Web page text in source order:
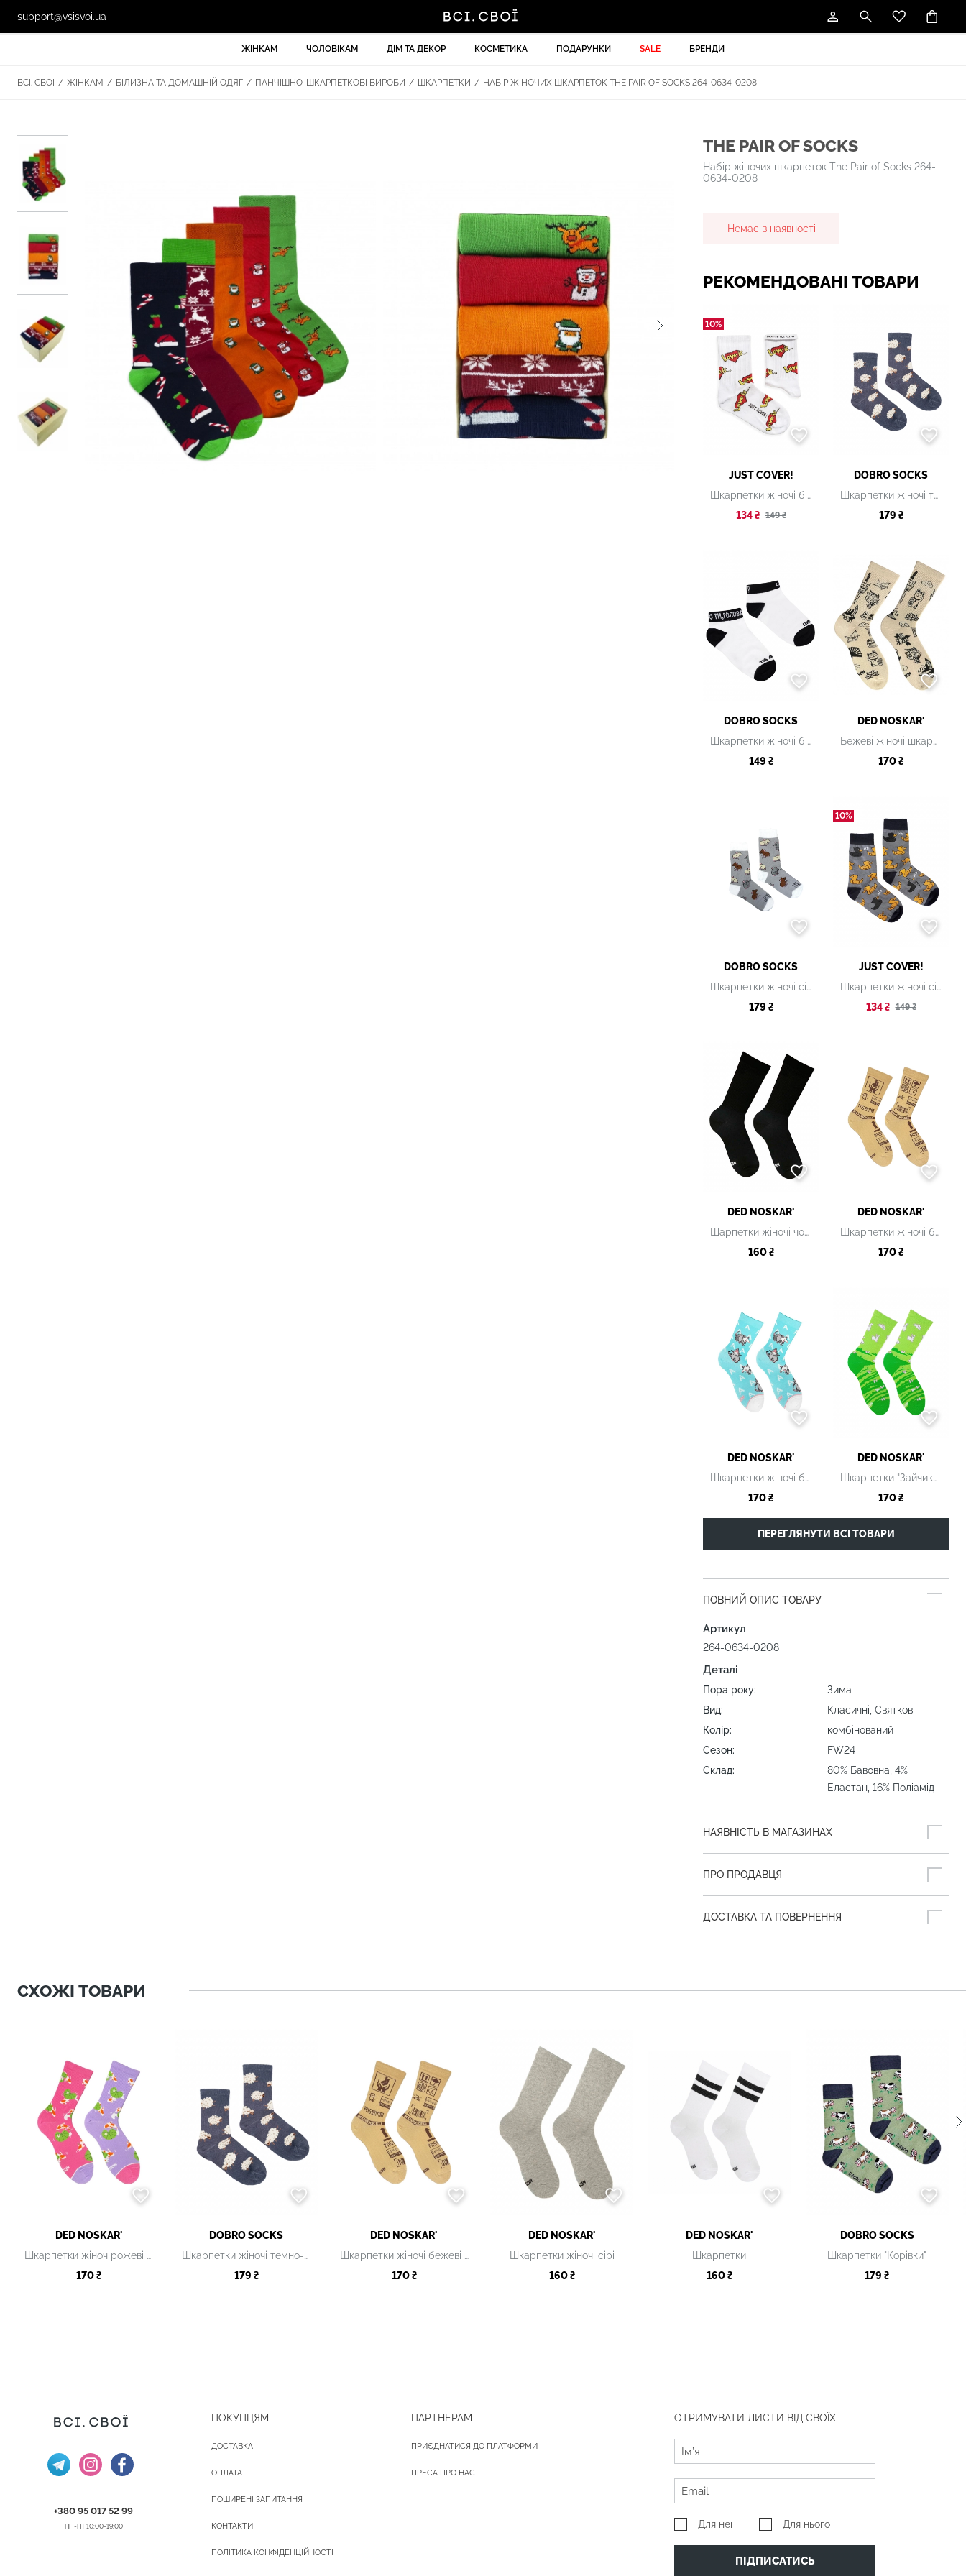
support@vsisvoi.ua
ЖІНКАМ ЧОЛОВІКАМ ДІМ ТА ДЕКОР КОСМЕТИКА ПОДАРУНКИ SALE БРЕНДИ
ВСІ. СВОЇ / ЖІНКАМ / БІЛИЗНА ТА ДОМАШНІЙ ОДЯГ / ПАНЧІШНО-ШКАРПЕТКОВІ ВИРОБИ / ШКАРПЕТКИ / НАБІР ЖІНОЧИХ ШКАРПЕТОК THE PAIR OF SOCKS 264-0634-0208
THE PAIR OF SOCKS
Набір жіночих шкарпеток The Pair of Socks 264-
0634-0208
Немає в наявності
РЕКОМЕНДОВАНІ ТОВАРИ
10%
JUST COVER!
Шкарпетки жіночі білі з принтом
134 ₴ 149 ₴
DOBRO SOCKS
Шкарпетки жіночі темно-сині з принтом
179 ₴
DOBRO SOCKS
Шкарпетки жіночі білі з принтом
149 ₴
DED NOSKAR'
Бежеві жіночі шкарпетки
170 ₴
DOBRO SOCKS
Шкарпетки жіночі сірі з принтом
179 ₴
10%
JUST COVER!
Шкарпетки жіночі сірі з принтом
134 ₴ 149 ₴
DED NOSKAR'
Шарпетки жіночі чорні
160 ₴
DED NOSKAR'
Шкарпетки жіночі бежеві з принтом
170 ₴
DED NOSKAR'
Шкарпетки жіночі блакитні з принтом
170 ₴
DED NOSKAR'
Шкарпетки "Зайчики" жіночі
170 ₴
ПЕРЕГЛЯНУТИ ВСІ ТОВАРИ
ПОВНИЙ ОПИС ТОВАРУ
Артикул
264-0634-0208
Деталі
Пора року:
Зима
Вид:
Класичні, Святкові
Колір:
комбінований
Сезон:
FW24
Склад:
80% Бавовна, 4%
Еластан, 16% Поліамід
НАЯВНІСТЬ В МАГАЗИНАХ
ПРО ПРОДАВЦЯ
ДОСТАВКА ТА ПОВЕРНЕННЯ
СХОЖІ ТОВАРИ
DED NOSKAR'
Шкарпетки жіноч рожеві з принтом
170 ₴
DOBRO SOCKS
Шкарпетки жіночі темно-сині з принтом
179 ₴
DED NOSKAR'
Шкарпетки жіночі бежеві з принтом
170 ₴
DED NOSKAR'
Шкарпетки жіночі сірі
160 ₴
DED NOSKAR'
Шкарпетки
160 ₴
DOBRO SOCKS
Шкарпетки "Корівки"
179 ₴
+380 95 017 52 99
ПН-ПТ 10:00-19:00
ПОКУПЦЯМ
ДОСТАВКА
ОПЛАТА
ПОШИРЕНІ ЗАПИТАННЯ
КОНТАКТИ
ПОЛІТИКА КОНФІДЕНЦІЙНОСТІ
ПАРТНЕРАМ
ПРИЄДНАТИСЯ ДО ПЛАТФОРМИ
ПРЕСА ПРО НАС
ОТРИМУВАТИ ЛИСТИ ВІД СВОЇХ
Для неї Для нього
ПІДПИСАТИСЬ